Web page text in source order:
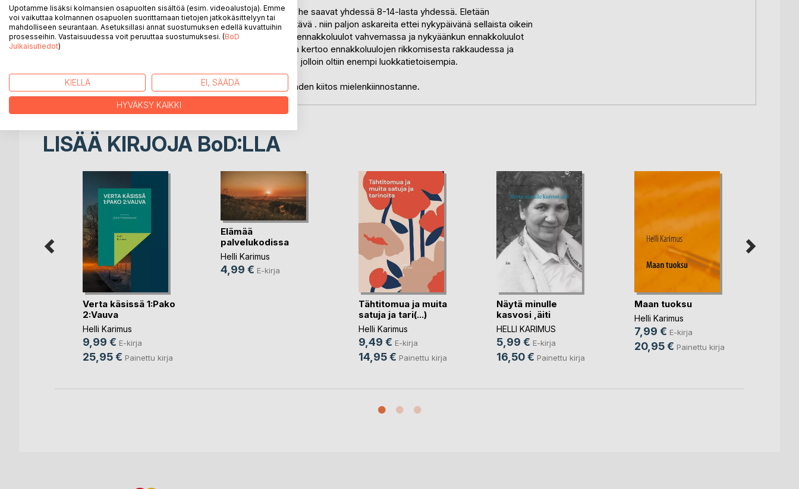
He ovat eri kulttuurista ja silti heidän liittonsa on kestävä ja he saavat yhdessä 8-14-lasta yhdessä. Eletään
ennenvanhaa maalaistaloissa ja siellä oli maatalon työt tehtävä . niin paljon askareita ettei nykypäivänä sellaista oikein
ymmärretä. muualla kuin maalaistaloissa. Ennen vanhaa oli ennakkoluulot vahvemassa ja nykyäänkun ennakkoluulot
on hälvennyt tämä tarina tulee vähän myöhässä. mutta kirja kertoo ennakkoluulojen rikkomisesta rakkaudessa ja
tarina kertoo ennakkoluulojen voittamisesta ennenvanhaan jolloin oltiin enempi luokkatietoisempia.
jään odottamaan arvostelua jota tarvitsen tähän kirjaan nähden kiitos mielenkiinnostanne.
LISÄÄ KIRJOJA BoD:LLA
Verta käsissä 1:Pako
2:Vauva
Helli Karimus
9,99 € E-kirja
25,95 € Painettu kirja
Elämää
palvelukodissa
Helli Karimus
4,99 € E-kirja
Tähtitomua ja muita
satuja ja tari(...)
Helli Karimus
9,49 € E-kirja
14,95 € Painettu kirja
Näytä minulle
kasvosi ,äiti
HELLI KARIMUS
5,99 € E-kirja
16,50 € Painettu kirja
Maan tuoksu
Helli Karimus
7,99 € E-kirja
20,95 € Painettu kirja
Upotamme lisäksi kolmansien osapuolten sisältöä (esim. videoalustoja). Emme
voi vaikuttaa kolmannen osapuolen suorittamaan tietojen jatkokäsittelyyn tai
mahdolliseen seurantaan. Asetuksillasi annat suostumuksen edellä kuvattuihin
prosesseihin. Vastaisuudessa voit peruuttaa suostumuksesi. (BoD
Julkaisutiedot)
KIELLÄ EI, SÄÄDÄ
HYVÄKSY KAIKKI